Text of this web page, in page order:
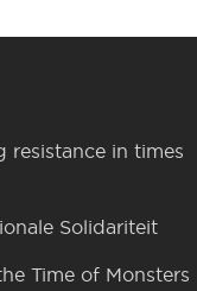
resistance in times
Solidariteit
Time of Monsters